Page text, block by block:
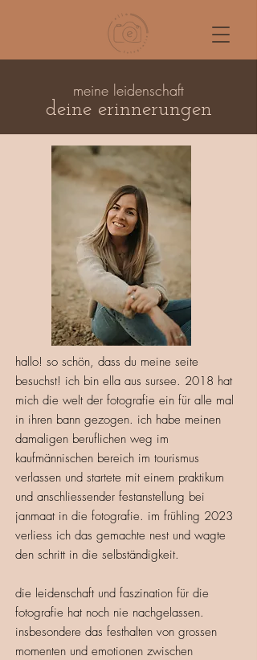
meine leidenschaft
deine erinnerungen
hallo! so schön, dass du meine seite
besuchst! ich bin ella aus sursee. 2018 hat
mich die welt der fotografie ein für alle mal
in ihren bann gezogen. ich habe meinen
damaligen beruflichen weg im
kaufmännischen bereich im tourismus
verlassen und startete mit einem praktikum
und anschliessender festanstellung bei
janmaat in die fotografie. im frühling 2023
verliess ich das gemachte nest und wagte
den schritt in die selbständigkeit.
die leidenschaft und faszination für die
fotografie hat noch nie nachgelassen.
insbesondere das festhalten von grossen
momenten und emotionen zwischen